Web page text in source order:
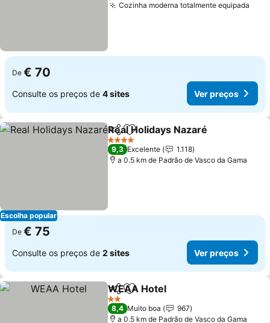
Cozinha moderna totalmente equipada
De € 70
Consulte os preços de 4 sites Ver preços
Escolha popular
PartilharAdicionar aos favoritos
Real Holidays Nazaré
4 Estrelas
9,3 Excelente
1.118
a 0.5 km de Padrão de Vasco da Gama
De € 75
Consulte os preços de 2 sites Ver preços
PartilharAdicionar aos favoritos
WEAA Hotel
2 Estrelas
8,4 Muito boa
967
a 0.5 km de Padrão de Vasco da Gama